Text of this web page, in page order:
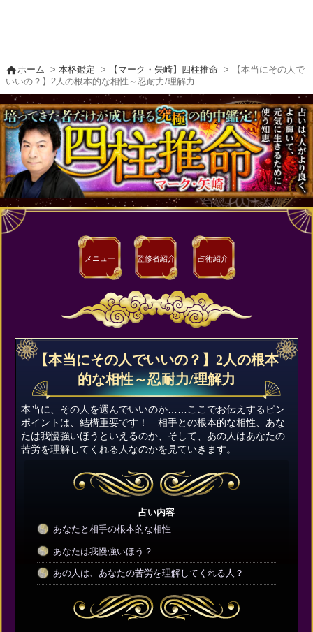
homeホーム >本格鑑定 > 【マーク・矢崎】四柱推命
> 【本当にその人で
いいの？】2人の根本的な相性～忍耐力/理解力
メニュー 監修者紹介 占術紹介
【本当にその人でいいの？】2人の根本
的な相性～忍耐力/理解力
本当に、その人を選んでいいのか……ここでお伝えするピン
ポイントは、結構重要です！ 相手との根本的な相性、あな
たは我慢強いほうといえるのか、そして、あの人はあなたの
苦労を理解してくれる人なのかを見ていきます。
占い内容
あなたと相手の根本的な相性
あなたは我慢強いほう？
あの人は、あなたの苦労を理解してくれる人？